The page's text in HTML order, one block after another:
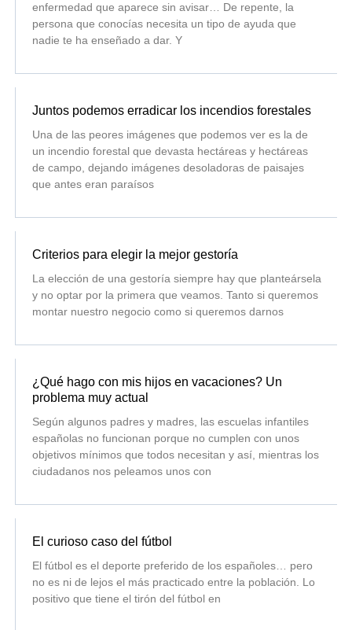
enfermedad que aparece sin avisar… De repente, la
persona que conocías necesita un tipo de ayuda que
nadie te ha enseñado a dar. Y
Juntos podemos erradicar los incendios forestales
Una de las peores imágenes que podemos ver es la de
un incendio forestal que devasta hectáreas y hectáreas
de campo, dejando imágenes desoladoras de paisajes
que antes eran paraísos
Criterios para elegir la mejor gestoría
La elección de una gestoría siempre hay que planteársela
y no optar por la primera que veamos. Tanto si queremos
montar nuestro negocio como si queremos darnos
¿Qué hago con mis hijos en vacaciones? Un
problema muy actual
Según algunos padres y madres, las escuelas infantiles
españolas no funcionan porque no cumplen con unos
objetivos mínimos que todos necesitan y así, mientras los
ciudadanos nos peleamos unos con
El curioso caso del fútbol
El fútbol es el deporte preferido de los españoles… pero
no es ni de lejos el más practicado entre la población. Lo
positivo que tiene el tirón del fútbol en